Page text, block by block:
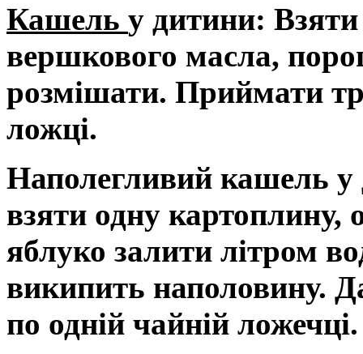
Кашель у дитини: Взяти
вершкового масла,
розмішати. Приймати
ложці.
Наполегливий кашель у
взяти одну картоплину,
яблуко залити літром
википить наполовину.
по одній чайній ложечці.